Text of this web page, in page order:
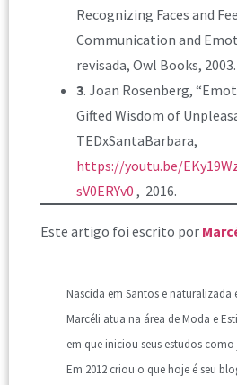
Recognizing Faces and
Communication and
revisada, Owl Books, 2003.
3. Joan Rosenberg,
Gifted Wisdom of
TEDxSantaBarbara,
https://youtu.be/
sV0ERYv0 , 2016.
Este artigo foi escrito por
Nascida em Santos e naturalizada
Marcéli atua na área de Moda e
em que iniciou seus estudos
Em 2012 criou o que hoje é seu